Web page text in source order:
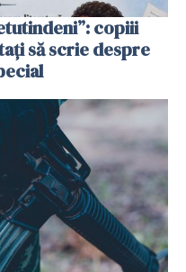
copiii
să scrie despre